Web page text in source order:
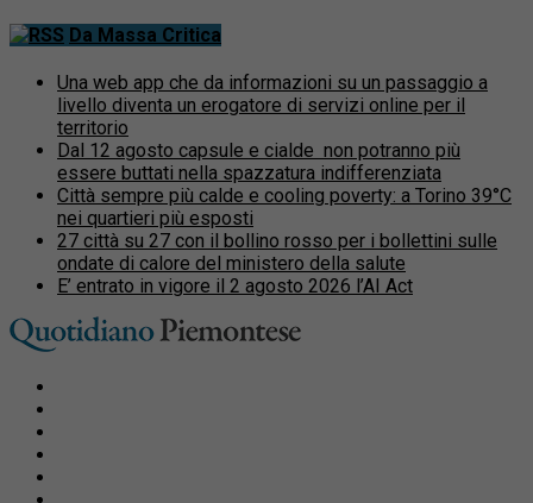
Da Massa Critica
Una web app che da informazioni su un passaggio a
livello diventa un erogatore di servizi online per il
territorio
Dal 12 agosto capsule e cialde non potranno più
essere buttati nella spazzatura indifferenziata
Città sempre più calde e cooling poverty: a Torino 39°C
nei quartieri più esposti
27 città su 27 con il bollino rosso per i bollettini sulle
ondate di calore del ministero della salute
E’ entrato in vigore il 2 agosto 2026 l’AI Act